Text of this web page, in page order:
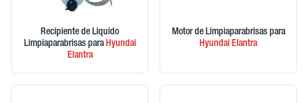
Recipiente de Liquido
Limpiaparabrisas paraHyundai
Elantra
Motor de Limpiaparabrisas para
Hyundai Elantra